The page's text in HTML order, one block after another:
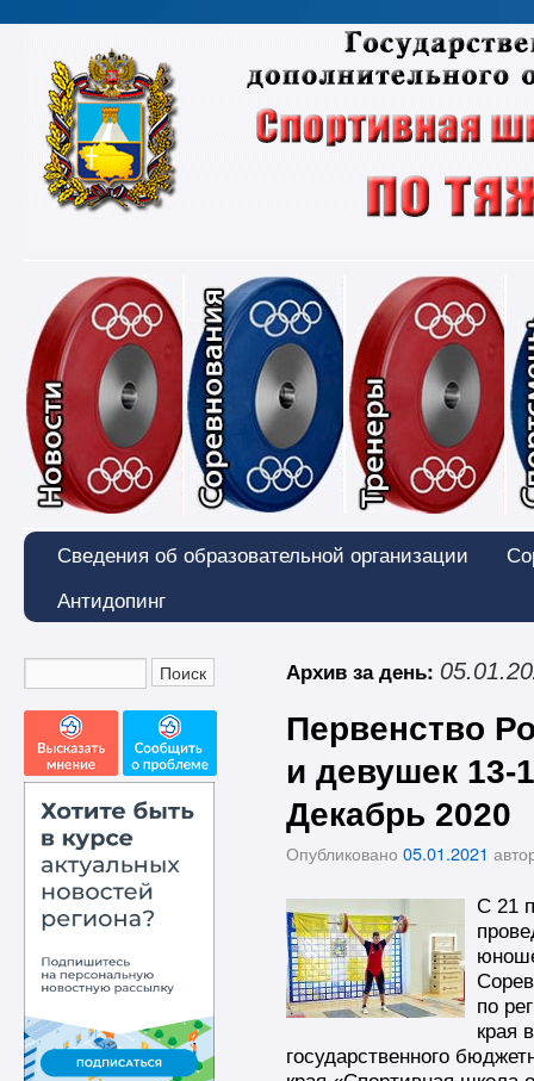
Новости Соревнования
Сведения об образовательной организации
Антидопинг
Архив за день:
Первенство
и девушек 13-
Декабрь 2020
Опубликовано 05.01.2021
С 21
по
края
государственного